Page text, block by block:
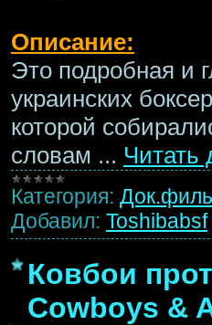
Описание:
Это подробная и
украинских
которой
словам ... Читать
Категория:
Добавил: Toshibabsf
Ковбои
Cowboys &